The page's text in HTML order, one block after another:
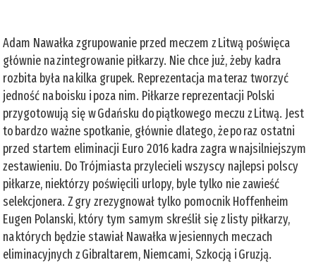
Adam Nawałka zgrupowanie przed meczem z Litwą poświęca
głównie na zintegrowanie piłkarzy. Nie chce już, żeby kadra
rozbita była na kilka grupek. Reprezentacja ma teraz tworzyć
jedność na boisku i poza nim. Piłkarze reprezentacji Polski
przygotowują się w Gdańsku do piątkowego meczu z Litwą. Jest
to bardzo ważne spotkanie, głównie dlatego, że po raz ostatni
przed startem eliminacji Euro 2016 kadra zagra w najsilniejszym
zestawieniu. Do Trójmiasta przylecieli wszyscy najlepsi polscy
piłkarze, niektórzy poświęcili urlopy, byle tylko nie zawieść
selekcjonera. Z gry zrezygnował tylko pomocnik Hoffenheim
Eugen Polanski, który tym samym skreślił się z listy piłkarzy,
na których będzie stawiał Nawałka w jesiennych meczach
eliminacyjnych z Gibraltarem, Niemcami, Szkocją i Gruzją.